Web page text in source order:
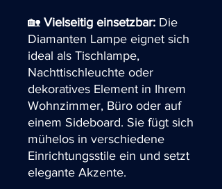
🏡 Vielseitig einsetzbar: Die
Diamanten Lampe eignet sich
ideal als Tischlampe,
Nachttischleuchte oder
dekoratives Element in Ihrem
Wohnzimmer, Büro oder auf
einem Sideboard. Sie fügt sich
mühelos in verschiedene
Einrichtungsstile ein und setzt
elegante Akzente.